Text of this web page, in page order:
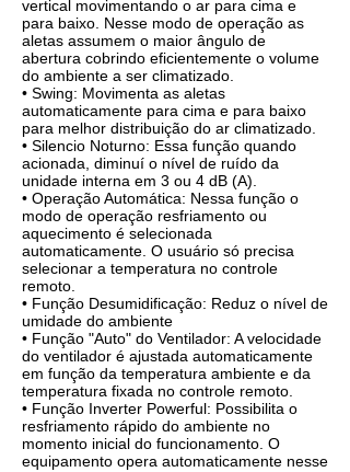
vertical movimentando o ar para cima e
para baixo. Nesse modo de operação as
aletas assumem o maior ângulo de
abertura cobrindo eficientemente o volume
do ambiente a ser climatizado.
• Swing: Movimenta as aletas
automaticamente para cima e para baixo
para melhor distribuição do ar climatizado.
• Silencio Noturno: Essa função quando
acionada, diminuí o nível de ruído da
unidade interna em 3 ou 4 dB (A).
• Operação Automática: Nessa função o
modo de operação resfriamento ou
aquecimento é selecionada
automaticamente. O usuário só precisa
selecionar a temperatura no controle
remoto.
• Função Desumidificação: Reduz o nível de
umidade do ambiente
• Função "Auto" do Ventilador: A velocidade
do ventilador é ajustada automaticamente
em função da temperatura ambiente e da
temperatura fixada no controle remoto.
• Função Inverter Powerful: Possibilita o
resfriamento rápido do ambiente no
momento inicial do funcionamento. O
equipamento opera automaticamente nesse